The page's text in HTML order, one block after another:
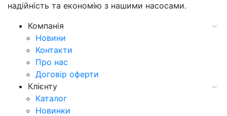
надійність та економію з нашими насосами.
Компанія
Новини
Контакти
Про нас
Договір оферти
Клієнту
Каталог
Новинки